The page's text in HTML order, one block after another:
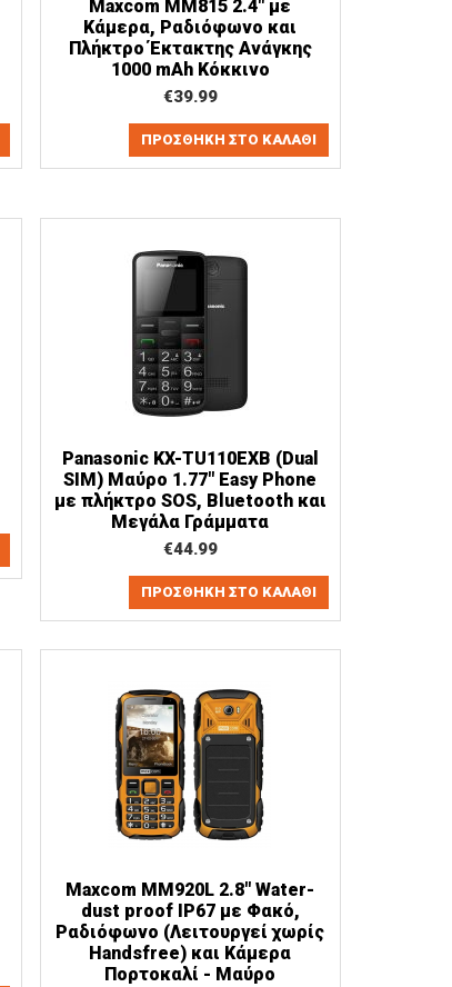
Maxcom MM815 2.4" με
Κάμερα, Ραδιόφωνο και
Πλήκτρο Έκτακτης Ανάγκης
1000 mAh Κόκκινο
€39.99
ΠΡΟΣΘΉΚΗ ΣΤΟ ΚΑΛΆΘΙ
Panasonic KX-TU110EXB (Dual
SIM) Μαύρο 1.77" Easy Phone
με πλήκτρο SOS, Bluetooth και
Μεγάλα Γράμματα
€44.99
ΠΡΟΣΘΉΚΗ ΣΤΟ ΚΑΛΆΘΙ
Maxcom MM920L 2.8" Water-
dust proof IP67 με Φακό,
Ραδιόφωνο (Λειτουργεί χωρίς
Handsfree) και Κάμερα
Πορτοκαλί - Μαύρο